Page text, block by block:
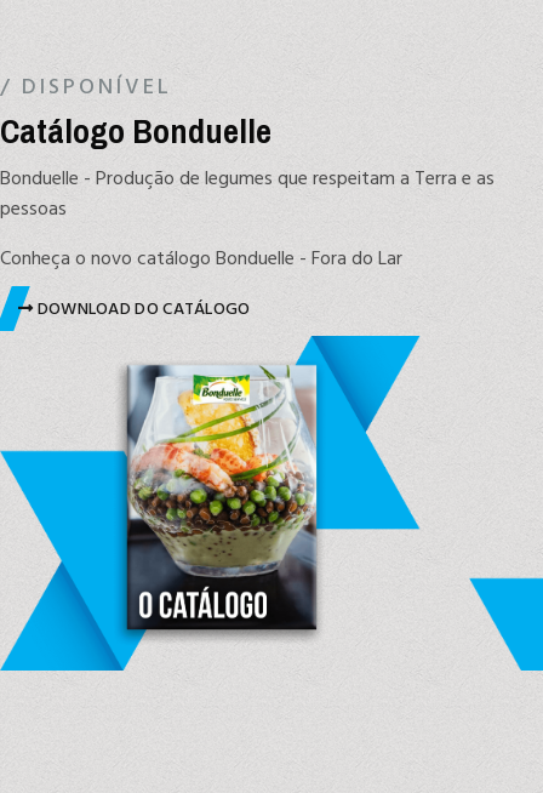
/ DISPONÍVEL
Catálogo Bonduelle
Bonduelle - Produção de legumes que respeitam a Terra e as
pessoas
Conheça o novo catálogo Bonduelle - Fora do Lar
DOWNLOAD DO CATÁLOGO